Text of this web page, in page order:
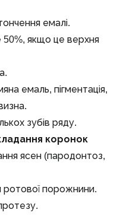
емалі.
50%, якщо це верхня
емаль, пігментація,
зубів ряду.
коронок
ясен (пародонтоз,
ротової порожнини.